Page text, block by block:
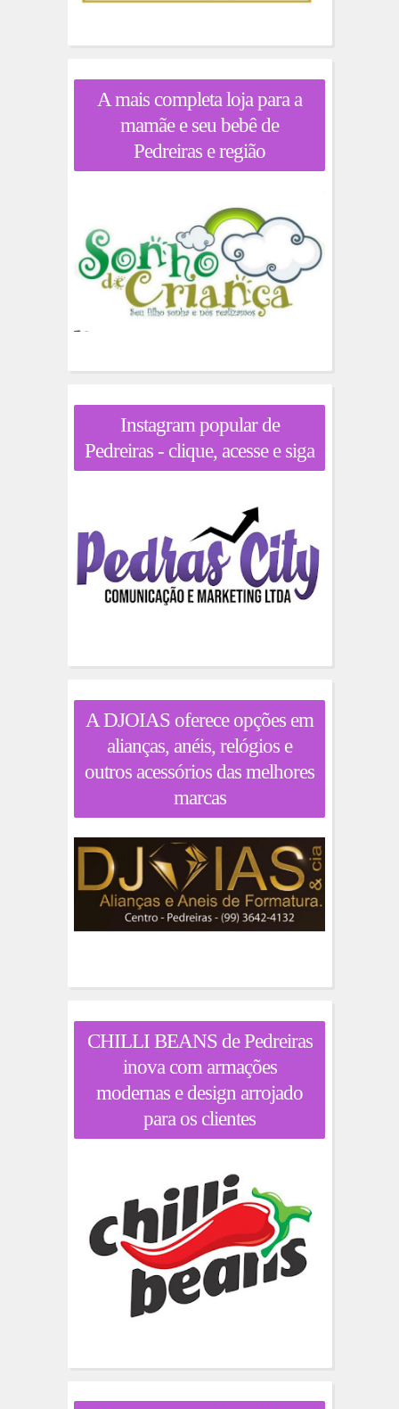
A mais completa loja para a
mamãe e seu bebê de
Pedreiras e região
Instagram popular de
Pedreiras - clique, acesse e siga
A DJOIAS oferece opções em
alianças, anéis, relógios e
outros acessórios das melhores
marcas
CHILLI BEANS de Pedreiras
inova com armações
modernas e design arrojado
para os clientes